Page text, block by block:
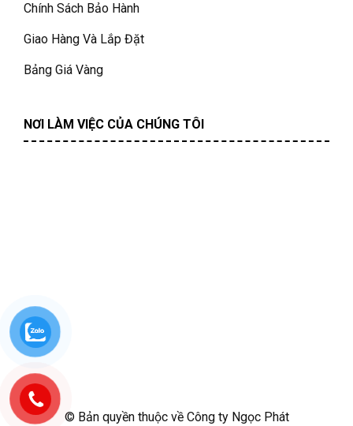
Chính Sách Bảo Hành
Giao Hàng Và Lắp Đặt
Bảng Giá Vàng
NƠI LÀM VIỆC CỦA CHÚNG TÔI
© Bản quyền thuộc về Công ty Ngọc Phát